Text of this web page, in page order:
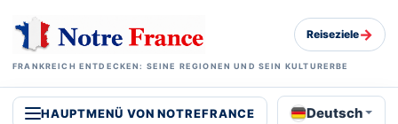
FRANKREICH ENTDECKEN: SEINE REGIONEN UND SEIN KULTURERBE
Reiseziele→
HAUPTMENÜ VON NOTREFRANCE Deutsch